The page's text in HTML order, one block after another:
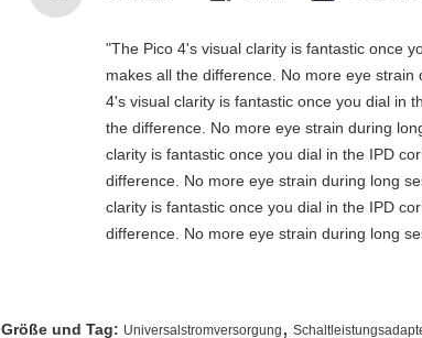
"The Pico 4's visual clarity is fantastic once
makes all the difference. No more eye
4's visual clarity is fantastic once you dial in
the difference. No more eye strain during
clarity is fantastic once you dial in the IPD
difference. No more eye strain during long
clarity is fantastic once you dial in the IPD
difference. No more eye strain during long
Größe und Tag: Universalstromversorgung ,